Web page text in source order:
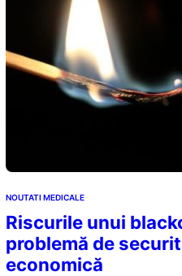
NOUTATI MEDICALE
Riscurile unui
problemă de
economică